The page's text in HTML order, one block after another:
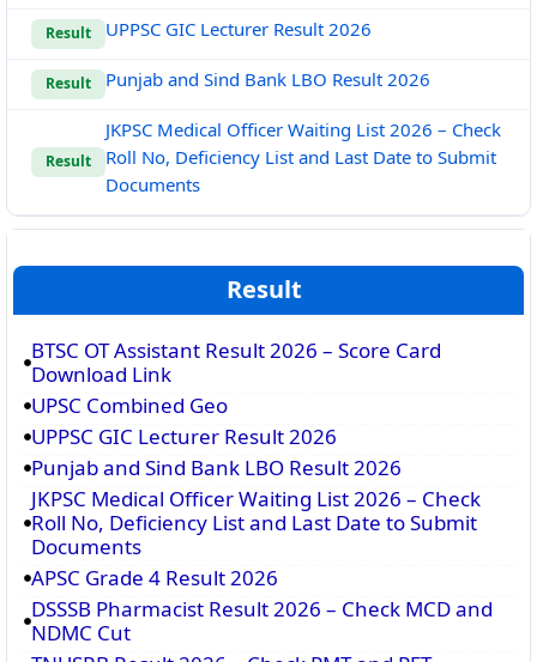
Result UPPSC GIC Lecturer Result 2026
Result Punjab and Sind Bank LBO Result 2026
Result
JKPSC Medical Officer Waiting List 2026 – Check
Roll No, Deficiency List and Last Date to Submit
Documents
Result
BTSC OT Assistant Result 2026 – Score Card
Download Link
UPSC Combined Geo
UPPSC GIC Lecturer Result 2026
Punjab and Sind Bank LBO Result 2026
JKPSC Medical Officer Waiting List 2026 – Check
Roll No, Deficiency List and Last Date to Submit
Documents
APSC Grade 4 Result 2026
DSSSB Pharmacist Result 2026 – Check MCD and
NDMC Cut